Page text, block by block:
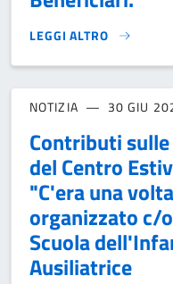
LEGGI ALTRO
BORSE DI STUDIO
NOTIZIA 30 GIU
Contributi
del Centro
"C'era una
organizzato c/
Scuola
Ausiliatrice